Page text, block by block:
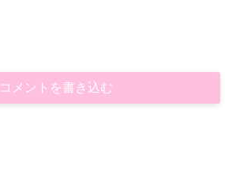
コメントを書き込む